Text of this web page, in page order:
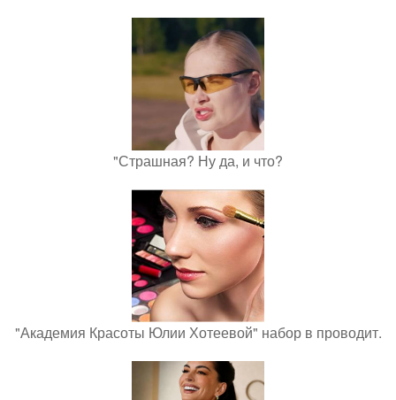
"Страшная? Ну да, и что?
"Академия Красоты Юлии Хотеевой" набор в проводит.